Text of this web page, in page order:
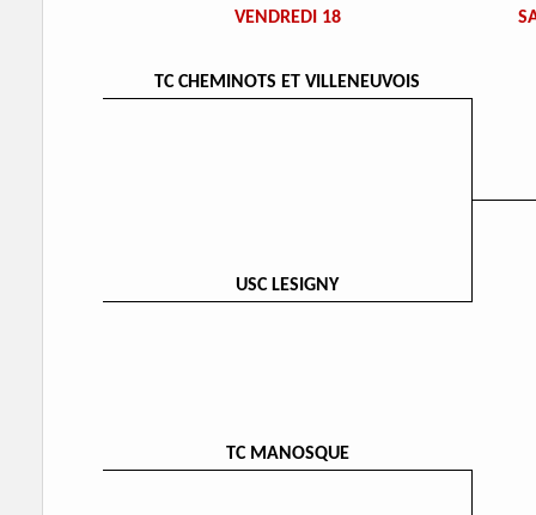
VENDREDI 18
TC CHEMINOTS ET VILLENEUVOIS
USC LESIGNY
TC MANOSQUE